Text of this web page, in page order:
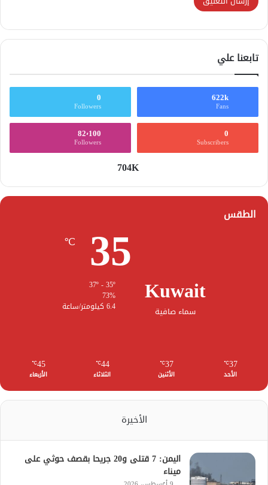
تابعنا علي
622k
Fans
0
Followers
0
Subscribers
82٬100
Followers
704K
الطقس
Kuwait
سماء صافية
35
℃
73%
6.4 كيلومتر/ساعة
37
℃
الأحد
37
℃
الأثنين
44
℃
الثلاثاء
45
℃
الأربعاء
الأخيرة
اليمن: 7 قتلى و20 جريحا بقصف حوثي على
ميناء